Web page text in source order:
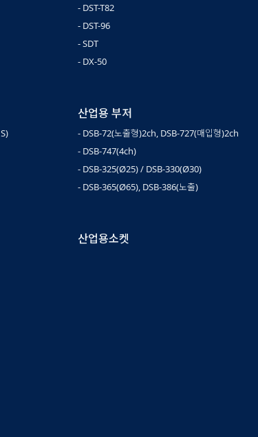
- DST-T82
- DST-96
- SDT
- DX-50
산업용 부저
- DSB-72(노출형)2ch, DSB-727(매입형)2ch
- DSB-747(4ch)
- DSB-325(Ø25) / DSB-330(Ø30)
- DSB-365(Ø65), DSB-386(노출)
산업용소켓